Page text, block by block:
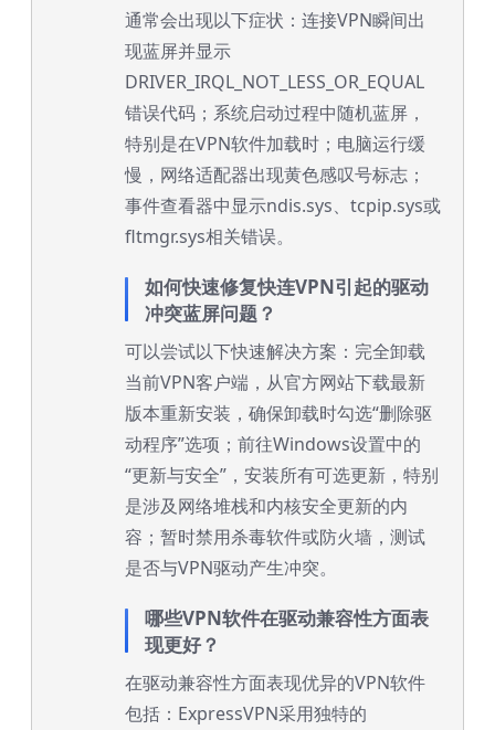
通常会出现以下症状：连接VPN瞬间出
现蓝屏并显示
DRIVER_IRQL_NOT_LESS_OR_EQUAL
错误代码；系统启动过程中随机蓝屏，
特别是在VPN软件加载时；电脑运行缓
慢，网络适配器出现黄色感叹号标志；
事件查看器中显示ndis.sys、tcpip.sys或
fltmgr.sys相关错误。
如何快速修复快连VPN引起的驱动
冲突蓝屏问题？
可以尝试以下快速解决方案：完全卸载
当前VPN客户端，从官方网站下载最新
版本重新安装，确保卸载时勾选“删除驱
动程序”选项；前往Windows设置中的
“更新与安全”，安装所有可选更新，特别
是涉及网络堆栈和内核安全更新的内
容；暂时禁用杀毒软件或防火墙，测试
是否与VPN驱动产生冲突。
哪些VPN软件在驱动兼容性方面表
现更好？
在驱动兼容性方面表现优异的VPN软件
包括：ExpressVPN采用独特的